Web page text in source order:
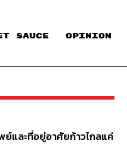
SAUCE​ OPINION
ย์และที่อยู่อาศัยก้าวไกลแค่